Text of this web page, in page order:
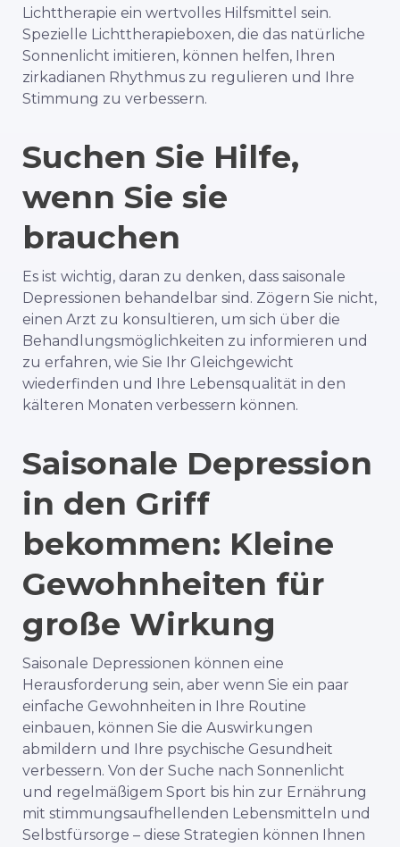
Lichttherapie ein wertvolles Hilfsmittel sein.
Spezielle Lichttherapieboxen, die das natürliche
Sonnenlicht imitieren, können helfen, Ihren
zirkadianen Rhythmus zu regulieren und Ihre
Stimmung zu verbessern.
Suchen Sie Hilfe,
wenn Sie sie
brauchen
Es ist wichtig, daran zu denken, dass saisonale
Depressionen behandelbar sind. Zögern Sie nicht,
einen Arzt zu konsultieren, um sich über die
Behandlungsmöglichkeiten zu informieren und
zu erfahren, wie Sie Ihr Gleichgewicht
wiederfinden und Ihre Lebensqualität in den
kälteren Monaten verbessern können.
Saisonale Depression
in den Griff
bekommen: Kleine
Gewohnheiten für
große Wirkung
Saisonale Depressionen können eine
Herausforderung sein, aber wenn Sie ein paar
einfache Gewohnheiten in Ihre Routine
einbauen, können Sie die Auswirkungen
abmildern und Ihre psychische Gesundheit
verbessern. Von der Suche nach Sonnenlicht
und regelmäßigem Sport bis hin zur Ernährung
mit stimmungsaufhellenden Lebensmitteln und
Selbstfürsorge – diese Strategien können Ihnen